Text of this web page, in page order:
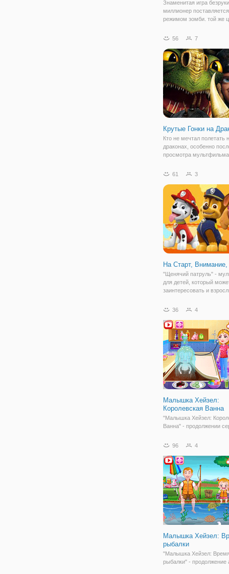
Знаменитая игра
миллионер
режимом зомби. той же
стороне гильотины в
улова вы будете
больше денег в
56 7
Крутые Гонки на
Кто не мечтал полетать
драконах, особенно
просмотра
игре "Крутые Гонки на
эти ощущения от
гонки. По
61 3
На Старт, Внимание,
"Щенячий патруль" -
для детей, который
заинтересовать и
удивительных
щенков. А щенят
любить. Если вы не
36 4
Малышка Хейзел:
Королевская Ванна
"Малышка Хейзел:
Ванна" - продолжении
Хейзел грустно и
Хейзел - Мэттом.
не знает, чем себя
96 4
Малышка Хейзел:
рыбалки
"Малышка Хейзел:
рыбалки" - продолжение